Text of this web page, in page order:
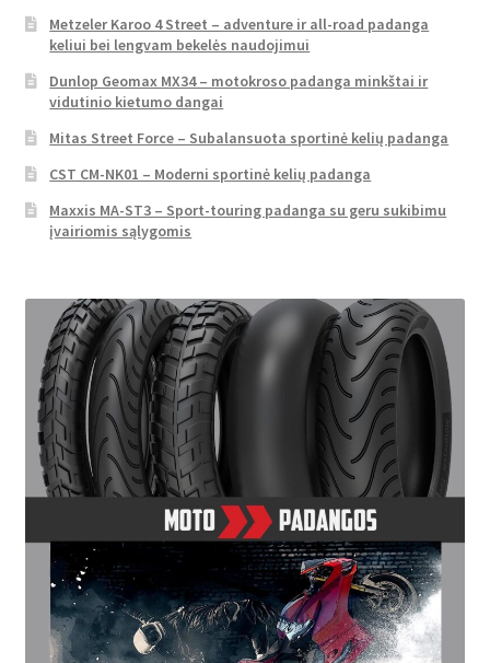
Metzeler Karoo 4 Street – adventure ir all-road padanga
keliui bei lengvam bekelės naudojimui
Dunlop Geomax MX34 – motokroso padanga minkštai ir
vidutinio kietumo dangai
Mitas Street Force – Subalansuota sportinė kelių padanga
CST CM-NK01 – Moderni sportinė kelių padanga
Maxxis MA-ST3 – Sport-touring padanga su geru sukibimu
įvairiomis sąlygomis